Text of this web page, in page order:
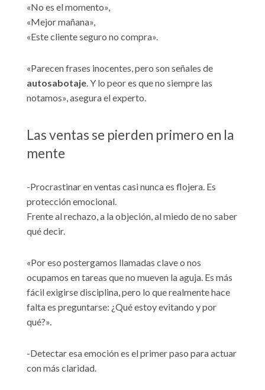
«No es el momento»,
«Mejor mañana»,
«Este cliente seguro no compra».
«Parecen frases inocentes, pero son señales de
autosabotaje. Y lo peor es que no siempre las
notamos», asegura el experto.
Las ventas se pierden primero en la
mente
-Procrastinar en ventas casi nunca es flojera. Es
protección emocional.
Frente al rechazo, a la objeción, al miedo de no saber
qué decir.
«Por eso postergamos llamadas clave o nos
ocupamos en tareas que no mueven la aguja. Es más
fácil exigirse disciplina, pero lo que realmente hace
falta es preguntarse: ¿Qué estoy evitando y por
qué?».
-Detectar esa emoción es el primer paso para actuar
con más claridad.